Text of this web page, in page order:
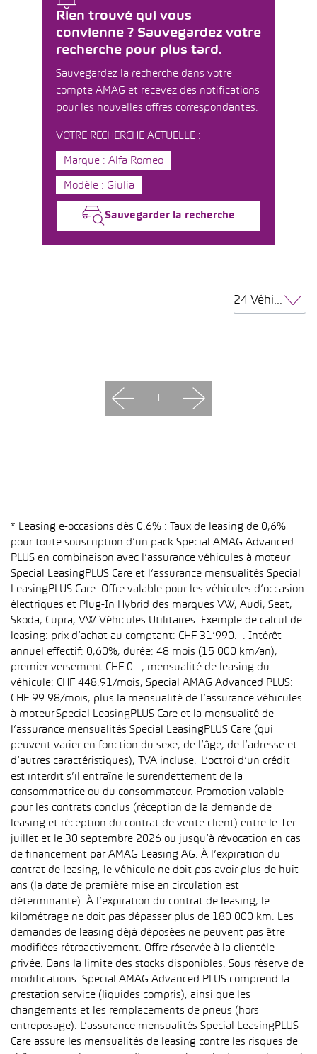
Rien trouvé qui vous
convienne ? Sauvegardez votre
recherche pour plus tard.
Sauvegardez la recherche dans votre
compte AMAG et recevez des notifications
pour les nouvelles offres correspondantes.
VOTRE RECHERCHE ACTUELLE :
Marque : Alfa Romeo
Modèle : Giulia
Sauvegarder la recherche
24 Véhicules par page
1
* Leasing e-occasions dès 0.6% : Taux de leasing de 0,6%
pour toute souscription d’un pack Special AMAG Advanced
PLUS en combinaison avec l’assurance véhicules à moteur
Special LeasingPLUS Care et l’assurance mensualités Special
LeasingPLUS Care. Offre valable pour les véhicules d’occasion
électriques et Plug-In Hybrid des marques VW, Audi, Seat,
Skoda, Cupra, VW Véhicules Utilitaires. Exemple de calcul de
leasing: prix d’achat au comptant: CHF 31’990.–. Intérêt
annuel effectif: 0,60%, durée: 48 mois (15 000 km/an),
premier versement CHF 0.–, mensualité de leasing du
véhicule: CHF 448.91/mois, Special AMAG Advanced PLUS:
CHF 99.98/mois, plus la mensualité de l’assurance véhicules
à moteur Special LeasingPLUS Care et la mensualité de
l’assurance mensualités Special LeasingPLUS Care (qui
peuvent varier en fonction du sexe, de l’âge, de l’adresse et
d’autres caractéristiques), TVA incluse. L’octroi d’un crédit
est interdit s’il entraîne le surendettement de la
consommatrice ou du consommateur. Promotion valable
pour les contrats conclus (réception de la demande de
leasing et réception du contrat de vente client) entre le 1er
juillet et le 30 septembre 2026 ou jusqu’à révocation en cas
de financement par AMAG Leasing AG. À l’expiration du
contrat de leasing, le véhicule ne doit pas avoir plus de huit
ans (la date de première mise en circulation est
déterminante). À l’expiration du contrat de leasing, le
kilométrage ne doit pas dépasser plus de 180 000 km. Les
demandes de leasing déjà déposées ne peuvent pas être
modifiées rétroactivement. Offre réservée à la clientèle
privée. Dans la limite des stocks disponibles. Sous réserve de
modifications. Special AMAG Advanced PLUS comprend la
prestation service (liquides compris), ainsi que les
changements et les remplacements de pneus (hors
entreposage). L’assurance mensualités Special LeasingPLUS
Care assure les mensualités de leasing contre les risques de